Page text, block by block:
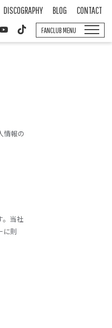
DISCOGRAPHY BLOG CONTACT
FANCLUB MENU
情報の
。当社
に則